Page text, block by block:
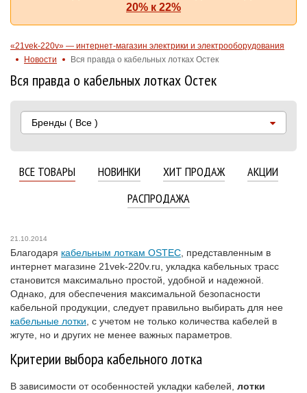
20% к 22%
«21vek-220v» — интернет-магазин электрики и электрооборудования
Новости
Вся правда о кабельных лотках Остек
Вся правда о кабельных лотках Остек
Бренды ( Все )
ВСЕ ТОВАРЫ НОВИНКИ ХИТ ПРОДАЖ
АКЦИИ
РАСПРОДАЖА
21.10.2014
Благодаря кабельным лоткам OSTEC , представленным в
интернет магазине 21vek-220v.ru, укладка кабельных трасс
становится максимально простой, удобной и надежной.
Однако, для обеспечения максимальной безопасности
кабельной продукции, следует правильно выбирать для нее
кабельные лотки , с учетом не только количества кабелей в
жгуте, но и других не менее важных параметров.
Критерии выбора кабельного лотка
В зависимости от особенностей укладки кабелей, лотки